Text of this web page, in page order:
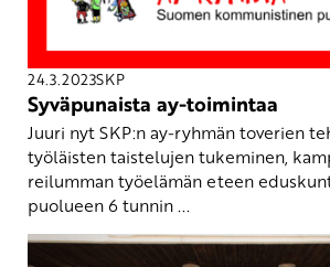
24.3.2023SKP
Syväpunaista ay-toimintaa
Juuri nyt SKP:n ay-ryhmän toverien
työläisten taistelujen tukeminen,
reilumman työelämän eteen
puolueen 6 tunnin ...